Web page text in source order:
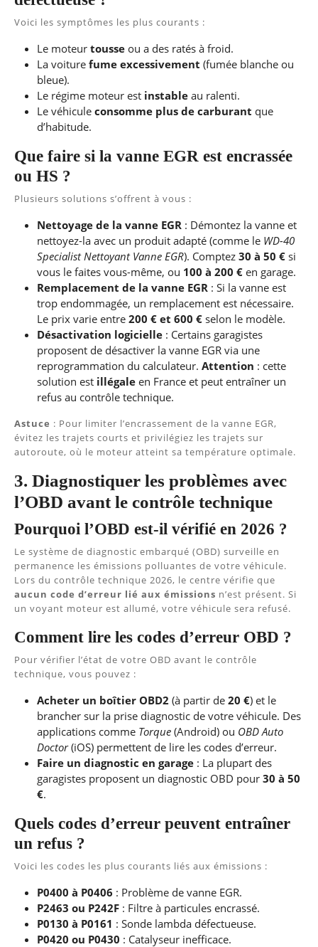
Voici les symptômes les plus courants :
Le moteur tousse ou a des ratés à froid.
La voiture fume excessivement (fumée blanche ou
bleue).
Le régime moteur est instable au ralenti.
Le véhicule consomme plus de carburant que
d’habitude.
Que faire si la vanne EGR est encrassée
ou HS ?
Plusieurs solutions s’offrent à vous :
Nettoyage de la vanne EGR : Démontez la vanne et
nettoyez-la avec un produit adapté (comme le WD-40
Specialist Nettoyant Vanne EGR). Comptez 30 à 50 € si
vous le faites vous-même, ou 100 à 200 € en garage.
Remplacement de la vanne EGR : Si la vanne est
trop endommagée, un remplacement est nécessaire.
Le prix varie entre 200 € et 600 € selon le modèle.
Désactivation logicielle : Certains garagistes
proposent de désactiver la vanne EGR via une
reprogrammation du calculateur. Attention : cette
solution est illégale en France et peut entraîner un
refus au contrôle technique.
Astuce : Pour limiter l’encrassement de la vanne EGR,
évitez les trajets courts et privilégiez les trajets sur
autoroute, où le moteur atteint sa température optimale.
3. Diagnostiquer les problèmes avec
l’OBD avant le contrôle technique
Pourquoi l’OBD est-il vérifié en 2026 ?
Le système de diagnostic embarqué (OBD) surveille en
permanence les émissions polluantes de votre véhicule.
Lors du contrôle technique 2026, le centre vérifie que
aucun code d’erreur lié aux émissions n’est présent. Si
un voyant moteur est allumé, votre véhicule sera refusé.
Comment lire les codes d’erreur OBD ?
Pour vérifier l’état de votre OBD avant le contrôle
technique, vous pouvez :
Acheter un boîtier OBD2 (à partir de 20 €) et le
brancher sur la prise diagnostic de votre véhicule. Des
applications comme Torque (Android) ou OBD Auto
Doctor(iOS) permettent de lire les codes d’erreur.
Faire un diagnostic en garage : La plupart des
garagistes proposent un diagnostic OBD pour 30 à 50
€.
Quels codes d’erreur peuvent entraîner
un refus ?
Voici les codes les plus courants liés aux émissions :
P0400 à P0406 : Problème de vanne EGR.
P2463 ou P242F : Filtre à particules encrassé.
P0130 à P0161 : Sonde lambda défectueuse.
P0420 ou P0430 : Catalyseur inefficace.